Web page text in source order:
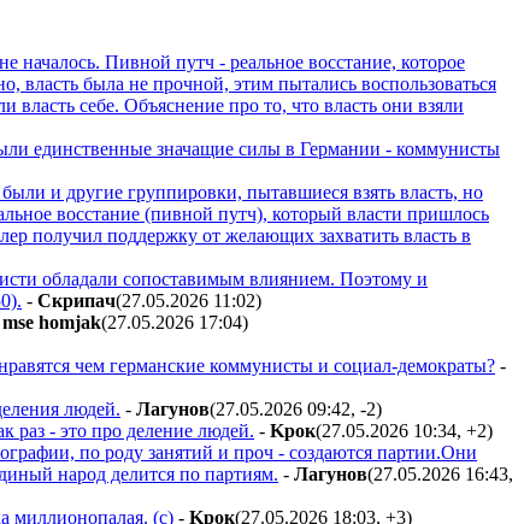
началось. Пивной путч - реальное восстание, которое
власть была не прочной, этим пытались воспользоваться
себе. Объяснение про то, что власть они взяли
единственные значащие силы в Германии - коммунисты
и другие группировки, пытавшиеся взять власть, но
восстание (пивной путч), который власти пришлось
получил поддержку от желающих захватить власть в
обладали сопоставимым влиянием. Поэтому и
- Cкpипaч(27.05.2026 11:02)
mse homjak(27.05.2026 17:04)
чем германские коммунисты и социал-демократы? -
людей. - Лaгyнoв(27.05.2026 09:42, -2)
раз - это про деление людей. - Kpoк(27.05.2026 10:34, +2)
по роду занятий и проч - создаются партии.Они
народ делится по партиям. - Лaгyнoв(27.05.2026 16:43,
миллионопалая. (с) - Kpoк(27.05.2026 18:03, +3)